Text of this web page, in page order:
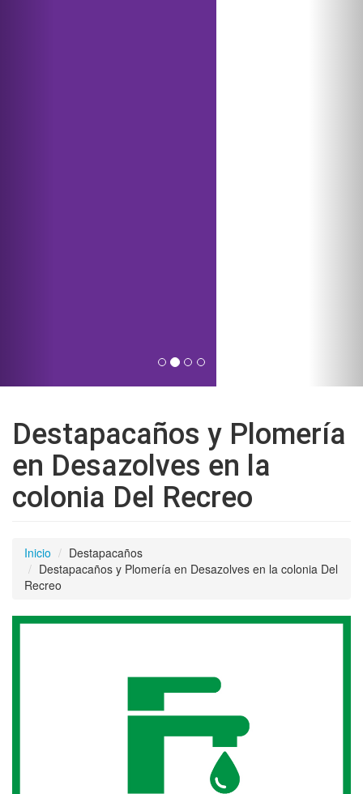
Destapacaños y Plomería
en Desazolves en la
colonia Del Recreo
Inicio
Destapacaños
Destapacaños y Plomería en Desazolves en la colonia Del
Recreo